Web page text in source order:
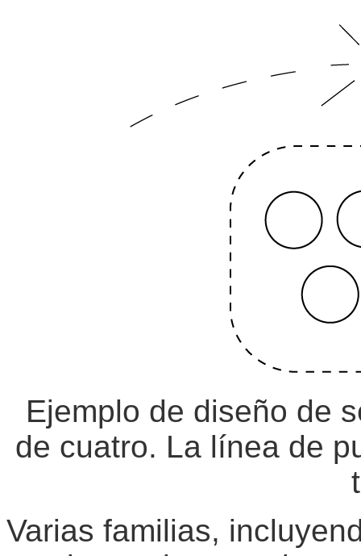
Ejemplo de diseño de
de cuatro. La línea de
Varias familias,